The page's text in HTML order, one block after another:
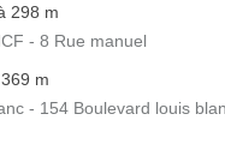
298 m
- 8 Rue manuel
m
- 154 Boulevard louis